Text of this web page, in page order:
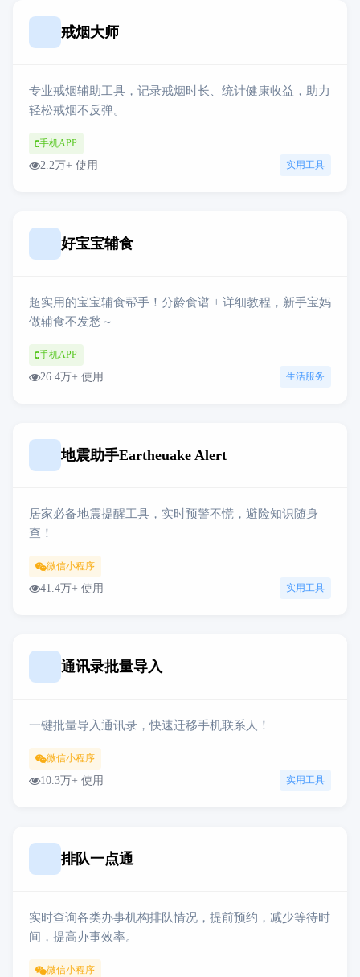
戒烟大师
专业戒烟辅助工具，记录戒烟时长、统计健康收益，助力
轻松戒烟不反弹。
手机APP
2.2万+ 使用 实用工具
好宝宝辅食
超实用的宝宝辅食帮手！分龄食谱 + 详细教程，新手宝妈
做辅食不发愁～
手机APP
26.4万+ 使用 生活服务
地震助手Eartheuake Alert
居家必备地震提醒工具，实时预警不慌，避险知识随身
查！
微信小程序
41.4万+ 使用 实用工具
通讯录批量导入
一键批量导入通讯录，快速迁移手机联系人！
微信小程序
10.3万+ 使用 实用工具
排队一点通
实时查询各类办事机构排队情况，提前预约，减少等待时
间，提高办事效率。
微信小程序